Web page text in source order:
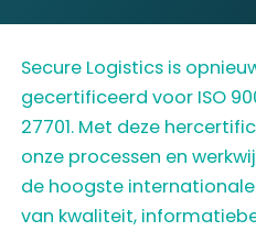
Secure Logistics is
gecertificeerd voor ISO
27701. Met deze
onze processen en
de hoogste
van kwaliteit,